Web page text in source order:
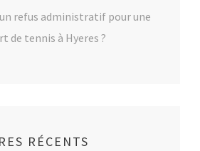
refus administratif pour une
de tennis à Hyeres ?
RÉCENTS